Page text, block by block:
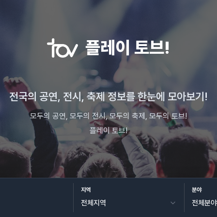
플레이 토브!
전국의 공연, 전시, 축제 정보를 한눈에 모아보기!
모두의 공연, 모두의 전시, 모두의 축제, 모두의 토브!
플레이 토브!
지역 분야